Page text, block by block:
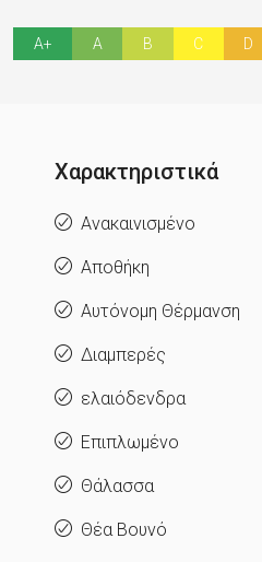
A+ A B C D
Χαρακτηριστικά
Ανακαινισμένο
Αποθήκη
Αυτόνομη Θέρμανση
Διαμπερές
ελαιόδενδρα
Επιπλωμένο
Θάλασσα
Θέα Βουνό